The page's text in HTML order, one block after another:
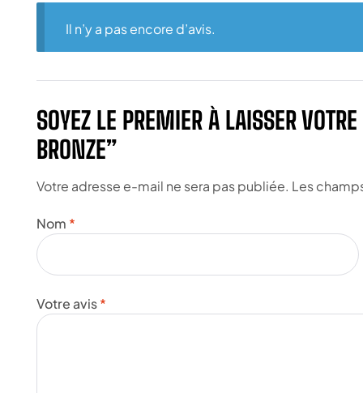
Il n’y a pas encore d’avis.
SOYEZ LE PREMIER À LAISSER
BRONZE”
Votre adresse e-mail ne sera pas publiée. Les
Votre avis*
Nom *